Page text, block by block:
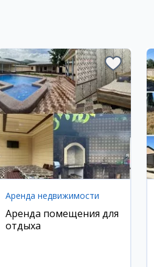
Аренда недвижимости
Аренда помещения для
отдыха